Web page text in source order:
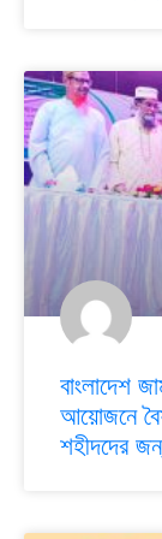
বাংলাদেশ
আয়োজনে
শহীদদের